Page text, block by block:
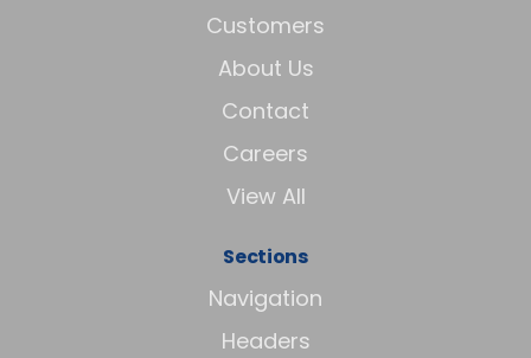
Customers
About Us
Contact
Careers
View All
Sections
Navigation
Headers